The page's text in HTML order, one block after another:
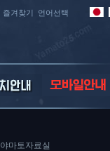
즐겨찾기 언어선택
야마토자료실